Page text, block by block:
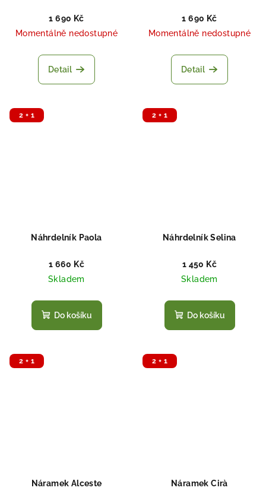
1 690 Kč
Momentálně nedostupné
Detail
1 690 Kč
Momentálně nedostupné
Detail
2 + 1
Náhrdelník Paola
1 660 Kč
Skladem
Do košíku
2 + 1
Náhrdelník Selina
1 450 Kč
Skladem
Do košíku
2 + 1
Náramek Alceste
2 + 1
Náramek Cirà